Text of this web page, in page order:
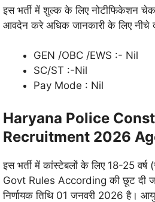
इस भर्ती में शुल्क के लिए नोटीफिकेशन
आवदेन करे अधिक जानकारी के लिए नीचे
GEN /OBC /EWS :- Nil
SC/ST :-Nil
Pay Mode : Nil
Haryana Police
Recruitment 2026
इस भर्ती में कांस्टेबलों के लिए 18-25 वर्ष
Govt Rules According की छूट दी
निर्णायक तिथि 01 जनवरी 2026 है।